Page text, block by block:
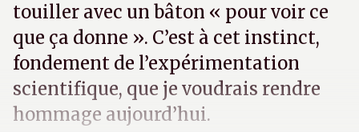
touiller avec un bâton « pour voir ce
que ça donne ». C’est à cet instinct,
fondement de l’expérimentation
scientifique, que je voudrais rendre
hommage aujourd’hui.